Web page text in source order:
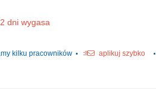
dni wygasa
kilku pracowników
aplikuj szybko